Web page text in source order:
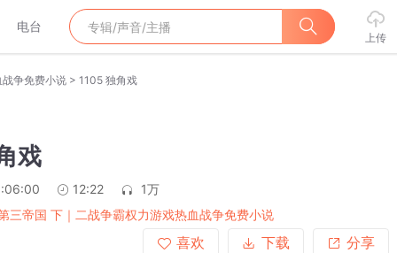
电台
上传
争免费小说 > 1105 独角戏
戏
12:22
1万
三帝国 下｜二战争霸权力游戏热血战争免费小说
喜欢
下载 分享